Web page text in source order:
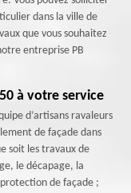
dans la ville de
que vous souhaitez
entreprise PB
à votre service
d’artisans ravaleurs
de façade dans
soit les travaux de
le décapage, la
de façade ;